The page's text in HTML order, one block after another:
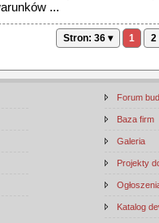
...
Stron: 36 ▾ 1 2
Forum
Baza firm
Galeria
Projekty
Katalog